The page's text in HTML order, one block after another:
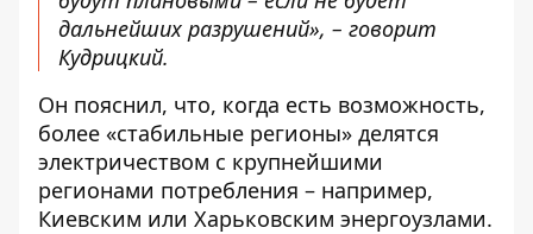
дальнейших разрушений», – говорит
Кудрицкий.
Он пояснил, что, когда есть возможность,
более «стабильные регионы» делятся
электричеством с крупнейшими
регионами потребления – например,
Киевским или Харьковским энергоузлами.